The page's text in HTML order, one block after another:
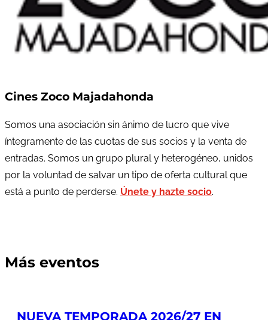
Cines Zoco Majadahonda
Somos una asociación sin ánimo de lucro que vive
íntegramente de las cuotas de sus socios y la venta de
entradas. Somos un grupo plural y heterogéneo, unidos
por la voluntad de salvar un tipo de oferta cultural que
está a punto de perderse. Únete y hazte socio.
Más eventos
NUEVA TEMPORADA 2026/27 EN